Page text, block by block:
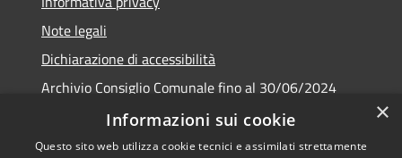
Note legali
Dichiarazione di accessibilità
Archivio Consiglio Comunale fino al 30/06/2024
Consiglio Comunale Online
×
Informazioni sui cookie
Questo sito web utilizza cookie tecnici e assimilati strettamente